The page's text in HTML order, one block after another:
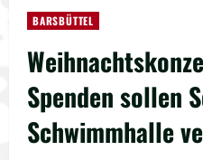
BARSBÜTTEL
Spenden sollen
Schwimmhalle